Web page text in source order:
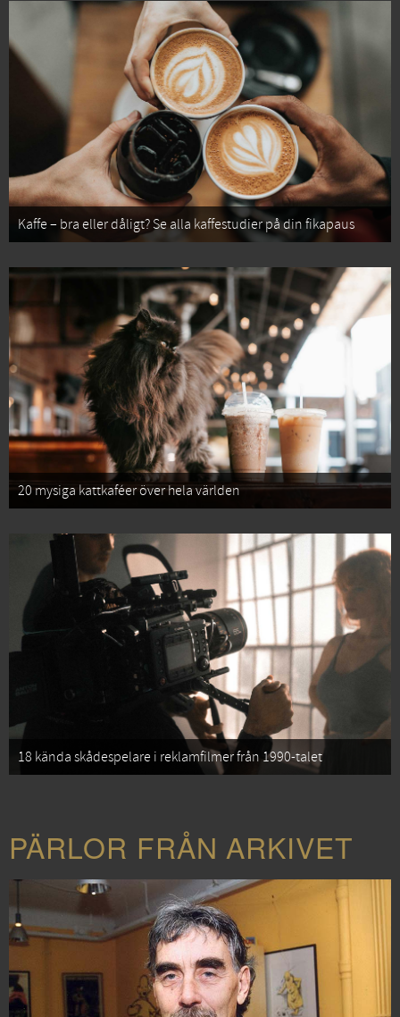
Kaffe – bra eller dåligt? Se alla kaffestudier på din fikapaus
20 mysiga kattkaféer över hela världen
18 kända skådespelare i reklamfilmer från 1990-talet
PÄRLOR FRÅN ARKIVET